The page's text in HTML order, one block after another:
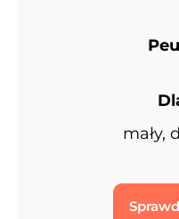
mały,